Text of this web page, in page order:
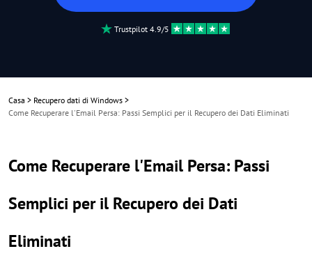
Trustpilot 4.9/5
Casa > Recupero dati di Windows >
Come Recuperare l'Email Persa: Passi Semplici per il Recupero dei Dati Eliminati
Come Recuperare l'Email Persa: Passi
Semplici per il Recupero dei Dati
Eliminati